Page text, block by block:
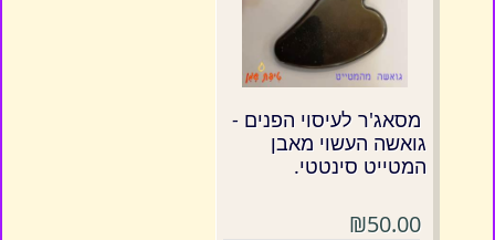
מסאג'ר לעיסוי הפנים -
גואשה העשוי מאבן
המטייט סינטטי.
₪50.00